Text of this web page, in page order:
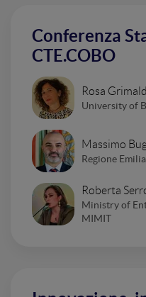
Conferenza
CTE.COBO
Rosa
University of
Massimo
Regione
Roberta
Ministry of
MIMIT